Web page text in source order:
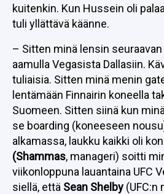
kuitenkin. Kun Hussein oli
tuli yllättävä käänne.
– Sitten minä lensin
aamulla Vegasista Dallasiin.
tuliaisia. Sitten minä menin
lentämään Finnairin koneella
Suomeen. Sitten siinä kun
se boarding (koneeseen
alkamassa, laukku kaikki oli
(Shammas, manageri) soitti
viikonloppuna lauantaina UFC
siellä, että Sean Shelby (UFC:n